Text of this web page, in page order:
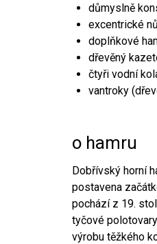
důmyslně
excentrické
doplňkové
dřevěný
čtyři vodní
vantroky
o hamru
Dobřívský horní
postavena
pochází z 19.
tyčové
výrobu těžkého